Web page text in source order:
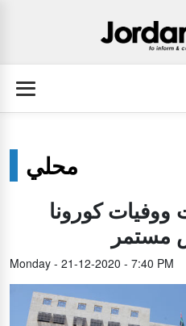
محلي
ووفيات كورونا
مستمر
Monday - 21-12-2020 - 7:40 PM